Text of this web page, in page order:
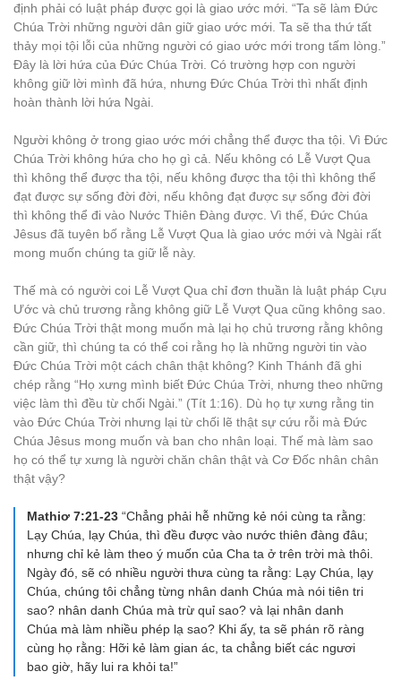
định phải có luật pháp được gọi là giao ước mới. “Ta sẽ làm Đức
Chúa Trời những người dân giữ giao ước mới. Ta sẽ tha thứ tất
thảy mọi tội lỗi của những người có giao ước mới trong tấm lòng.”
Đây là lời hứa của Đức Chúa Trời. Có trường hợp con người
không giữ lời mình đã hứa, nhưng Đức Chúa Trời thì nhất định
hoàn thành lời hứa Ngài.
Người không ở trong giao ước mới chẳng thể được tha tội. Vì Đức
Chúa Trời không hứa cho họ gì cả. Nếu không có Lễ Vượt Qua
thì không thể được tha tội, nếu không được tha tội thì không thể
đạt được sự sống đời đời, nếu không đạt được sự sống đời đời
thì không thể đi vào Nước Thiên Đàng được. Vì thế, Đức Chúa
Jêsus đã tuyên bố rằng Lễ Vượt Qua là giao ước mới và Ngài rất
mong muốn chúng ta giữ lễ này.
Thế mà có người coi Lễ Vượt Qua chỉ đơn thuần là luật pháp Cựu
Ước và chủ trương rằng không giữ Lễ Vượt Qua cũng không sao.
Đức Chúa Trời thật mong muốn mà lại họ chủ trương rằng không
cần giữ, thì chúng ta có thể coi rằng họ là những người tin vào
Đức Chúa Trời một cách chân thật không? Kinh Thánh đã ghi
chép rằng “Họ xưng mình biết Đức Chúa Trời, nhưng theo những
việc làm thì đều từ chối Ngài.” (Tít 1:16). Dù họ tự xưng rằng tin
vào Đức Chúa Trời nhưng lại từ chối lẽ thật sự cứu rỗi mà Đức
Chúa Jêsus mong muốn và ban cho nhân loại. Thế mà làm sao
họ có thể tự xưng là người chăn chân thật và Cơ Đốc nhân chân
thật vậy?
Mathiơ 7:21-23 “Chẳng phải hễ những kẻ nói cùng ta rằng:
Lạy Chúa, lạy Chúa, thì đều được vào nước thiên đàng đâu;
nhưng chỉ kẻ làm theo ý muốn của Cha ta ở trên trời mà thôi.
Ngày đó, sẽ có nhiều người thưa cùng ta rằng: Lạy Chúa, lạy
Chúa, chúng tôi chẳng từng nhân danh Chúa mà nói tiên tri
sao? nhân danh Chúa mà trừ quỉ sao? và lại nhân danh
Chúa mà làm nhiều phép lạ sao? Khi ấy, ta sẽ phán rõ ràng
cùng họ rằng: Hỡi kẻ làm gian ác, ta chẳng biết các ngươi
bao giờ, hãy lui ra khỏi ta!”